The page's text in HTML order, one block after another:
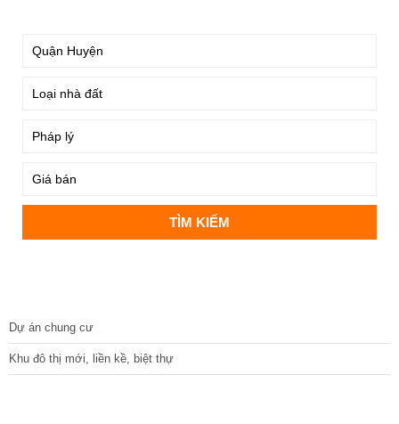
Dự án chung cư
Khu đô thị mới, liền kề, biệt thự